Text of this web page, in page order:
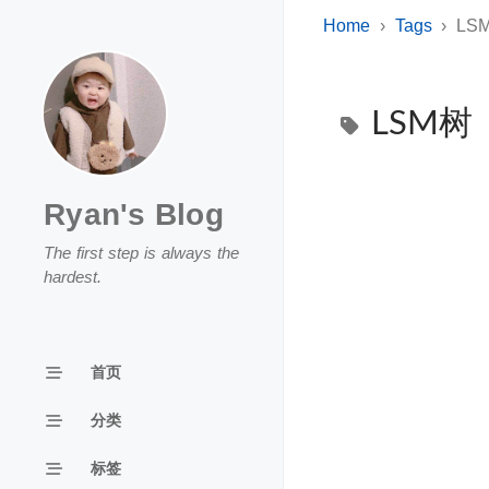
Ryan's Blog
The first step is always the
hardest.
首页
分类
标签
Home Tags
LSM树